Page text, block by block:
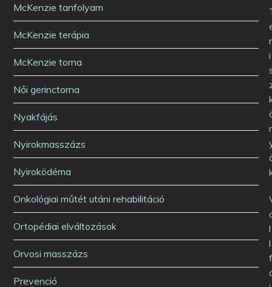
McKenzie tanfolyam
McKenzie terápia
McKenzie torna
Női gerinctorna
Nyakfájás
Nyirokmasszázs
Nyiroködéma
Onkológiai műtét utáni rehabilitáció
Ortopédiai elváltozások
Orvosi masszázs
Prevenció
i
l
l